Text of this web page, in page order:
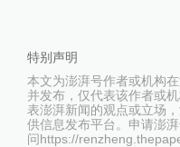
特别声明
本文为澎湃号作者或机构
并发布，仅代表该作者或
表澎湃新闻的观点或立场
供信息发布平台。申请澎
问https://